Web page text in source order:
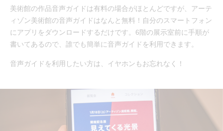
美術館の作品音声ガイドは有料の場合がほとんどですが、アーテ
ィゾン美術館の音声ガイドはなんと無料！自分のスマートフォン
にアプリをダウンロードするだけです。6階の展示室前に手順が
書いてあるので、誰でも簡単に音声ガイドを利用できます。
音声ガイドを利用したい方は、イヤホンもお忘れなく！